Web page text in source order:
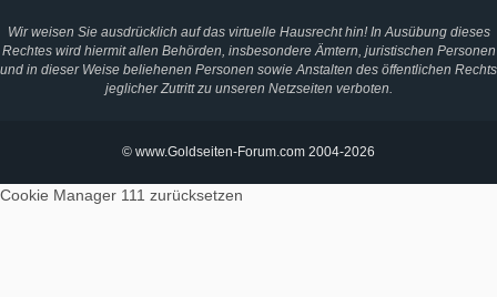
Wir weisen Sie ausdrücklich auf das virtuelle Hausrecht hin! In Ausübung dieses
Rechtes wird hiermit allen Behörden, insbesondere Ämtern, juristischen Personen
und in dieser Weise beliehenen Personen sowie Anstalten des öffentlichen Rechts
jeglicher Zutritt zu unseren Netzseiten verboten.
© www.Goldseiten-Forum.com 2004-2026
Cookie Manager 111 zurücksetzen